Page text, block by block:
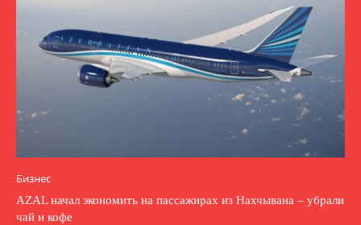
Бизнес
AZAL начал экономить на пассажирах из Нахчывана – убрали
чай и кофе